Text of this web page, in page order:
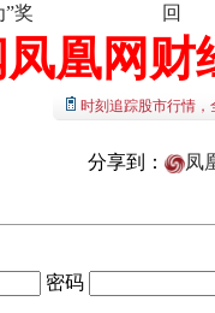
”奖
回
凰网财
时刻追踪股市行情
分享到： 凤
密码